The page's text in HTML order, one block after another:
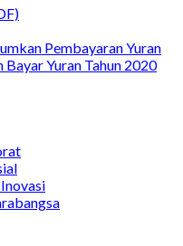
Pembayaran Yuran
Bayar Yuran Tahun 2020